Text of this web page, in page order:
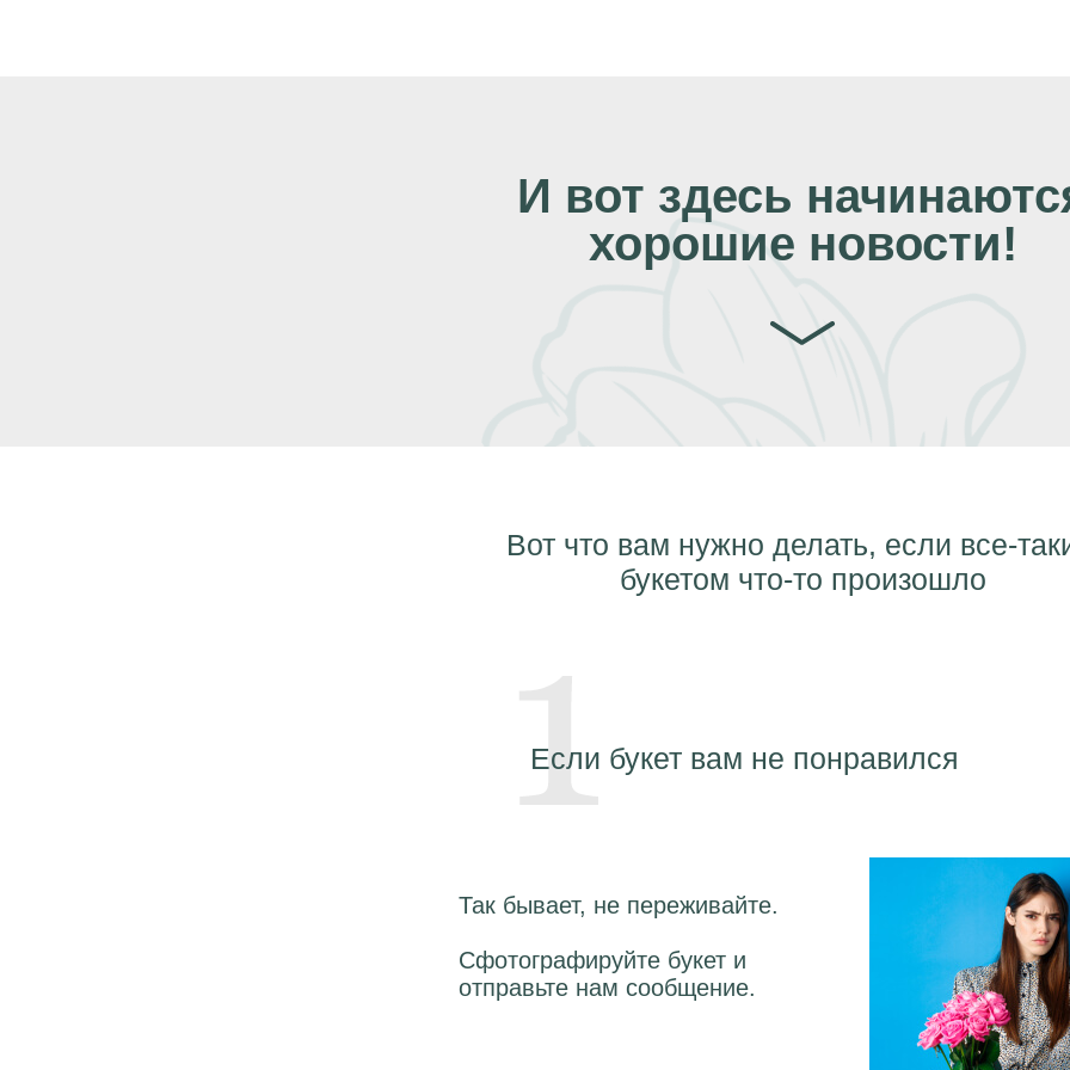
И вот здесь
хорошие новости!
Так бывает, не переживайте.
Сфотографируйте букет и
отправьте нам сообщение.
Если букет вам не понравился
Вот что вам нужно делать, если все-
букетом что-то произошло